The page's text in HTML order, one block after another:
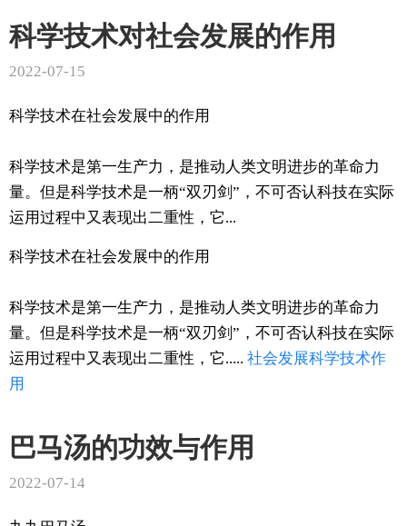
科学技术对社会发展的作用
2022-07-15
科学技术在社会发展中的作用
科学技术是第一生产力，是推动人类文明进步的革命力
量。但是科学技术是一柄“双刃剑”，不可否认科技在实际
运用过程中又表现出二重性，它...
科学技术在社会发展中的作用
科学技术是第一生产力，是推动人类文明进步的革命力
量。但是科学技术是一柄“双刃剑”，不可否认科技在实际
运用过程中又表现出二重性，它..... 社会发展科学技术作
用
巴马汤的功效与作用
2022-07-14